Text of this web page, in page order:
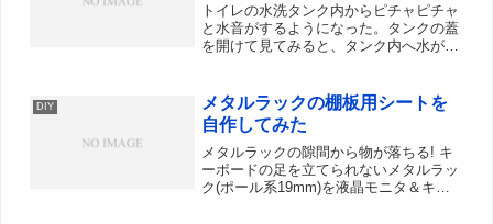
トイレの水洗タンク内からピチャピチャ
と水音がするようになった。タンクの蓋
を開けて見てみると、タンク内へ水が流
キンがダメか？と思いつつ浮き球を手で
持ち上げると、水漏れが止...
DIY
メタルラックの棚板用シートを
自作してみた
メタルラックの隙間から物が落ちる! キ
ーボードの足を立てられないメタルラッ
ク(ポール系19mm)を液晶モニタ＆キー